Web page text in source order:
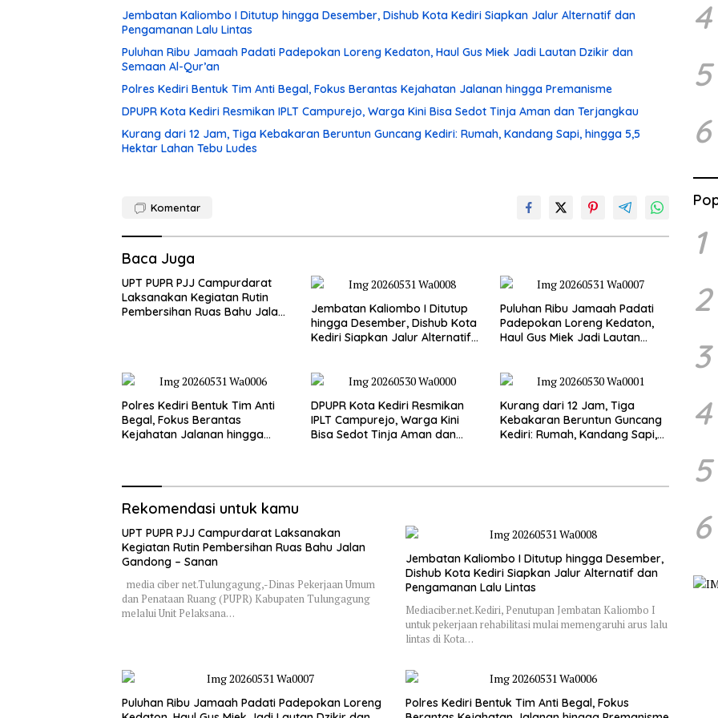
Jembatan Kaliombo I Ditutup hingga Desember, Dishub Kota Kediri Siapkan Jalur Alternatif dan
Pengamanan Lalu Lintas
Puluhan Ribu Jamaah Padati Padepokan Loreng Kedaton, Haul Gus Miek Jadi Lautan Dzikir dan
Semaan Al-Qur’an
Polres Kediri Bentuk Tim Anti Begal, Fokus Berantas Kejahatan Jalanan hingga Premanisme
DPUPR Kota Kediri Resmikan IPLT Campurejo, Warga Kini Bisa Sedot Tinja Aman dan Terjangkau
Kurang dari 12 Jam, Tiga Kebakaran Beruntun Guncang Kediri: Rumah, Kandang Sapi, hingga 5,5
Hektar Lahan Tebu Ludes
Komentar
Baca Juga
UPT PUPR PJJ Campurdarat
Laksanakan Kegiatan Rutin
Pembersihan Ruas Bahu Jalan
Jembatan Kaliombo I Ditutup
hingga Desember, Dishub Kota
Kediri Siapkan Jalur Alternatif
Puluhan Ribu Jamaah Padati
Padepokan Loreng Kedaton,
Haul Gus Miek Jadi Lautan
Polres Kediri Bentuk Tim Anti
Begal, Fokus Berantas
Kejahatan Jalanan hingga
DPUPR Kota Kediri Resmikan
IPLT Campurejo, Warga Kini
Bisa Sedot Tinja Aman dan
Kurang dari 12 Jam, Tiga
Kebakaran Beruntun Guncang
Kediri: Rumah, Kandang Sapi,
Rekomendasi untuk kamu
UPT PUPR PJJ Campurdarat Laksanakan
Kegiatan Rutin Pembersihan Ruas Bahu Jalan
Gandong – Sanan
media ciber net.Tulungagung,-Dinas Pekerjaan Umum
dan Penataan Ruang (PUPR) Kabupaten Tulungagung
melalui Unit Pelaksana…
Jembatan Kaliombo I Ditutup hingga Desember,
Dishub Kota Kediri Siapkan Jalur Alternatif dan
Pengamanan Lalu Lintas
Mediaciber.net.Kediri, Penutupan Jembatan Kaliombo I
untuk pekerjaan rehabilitasi mulai memengaruhi arus lalu
lintas di Kota…
Puluhan Ribu Jamaah Padati Padepokan Loreng
Polres Kediri Bentuk Tim Anti Begal, Fokus
4
5
6
1
2
3
4
5
6